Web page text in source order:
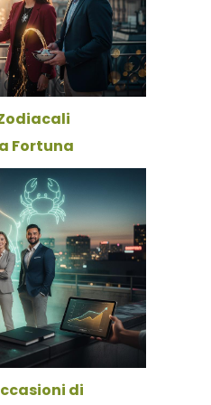
Fortuna
di